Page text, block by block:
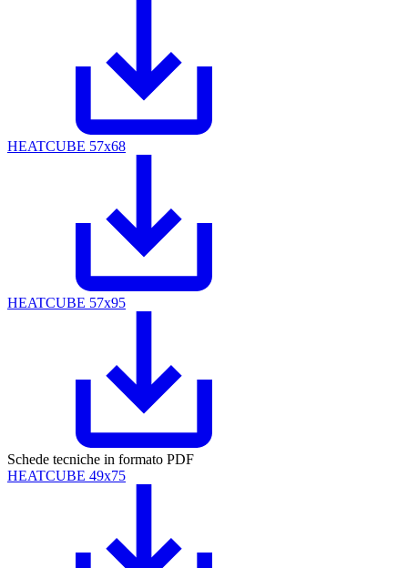
HEATCUBE 57x68
HEATCUBE 57x95
Schede tecniche in formato PDF
HEATCUBE 49x75